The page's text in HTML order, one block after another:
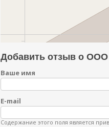
Добавить отзыв о
Ваше имя
E-mail
Содержание этого поля является